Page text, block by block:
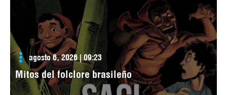
agosto 6, 2026 | 09:23
Mitos del folclore brasileño